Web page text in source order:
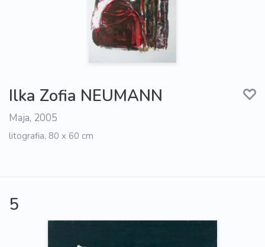
Ilka Zofia NEUMANN
Maja, 2005
litografia, 80 x 60 cm
5